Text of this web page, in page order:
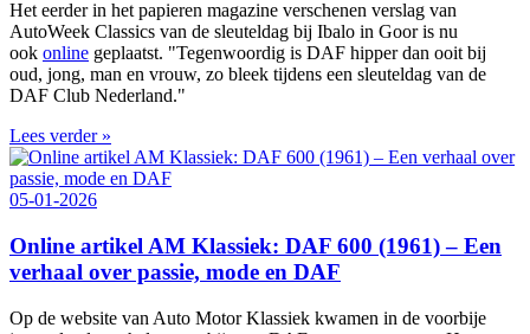
Het eerder in het papieren magazine verschenen verslag van
AutoWeek Classics van de sleuteldag bij Ibalo in Goor is nu
ook online geplaatst. "Tegenwoordig is DAF hipper dan ooit bij
oud, jong, man en vrouw, zo bleek tijdens een sleuteldag van de
DAF Club Nederland."
Lees verder »
05-01-2026
Online artikel AM Klassiek: DAF 600 (1961) – Een
verhaal over passie, mode en DAF
Op de website van Auto Motor Klassiek kwamen in de voorbije